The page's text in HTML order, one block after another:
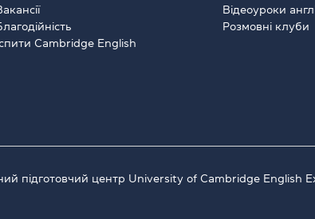
Cambridge English
Відеоуроки
Розмовні клуби
підготовчий центр University of Cambridge English